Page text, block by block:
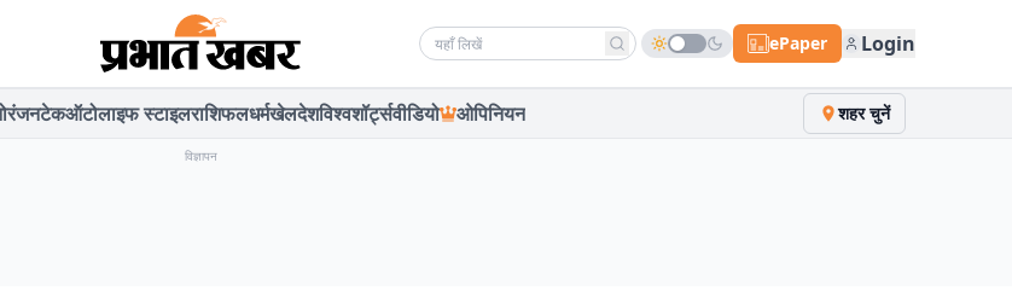
Search news ePaper Login
टेकऑटोलाइफ स्टाइलराशिफलधर्मखेलदेशविश्वशॉर्ट्सवीडियो ओपिनियन शहर चुनें
विज्ञापन